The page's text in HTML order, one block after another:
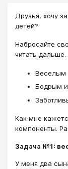
Друзья, хочу
детей?
Набросайте
читать
Веселым
Бодрым
Как мне
компоненты.
Задача №1:
У меня два